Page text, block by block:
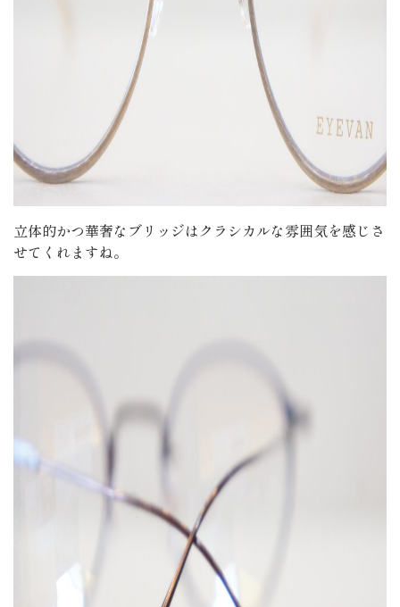
立体的かつ華奢なブリッジはクラシカルな雰囲気を感じさ
せてくれますね。